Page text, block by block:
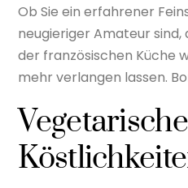
Ob Sie ein erfahrener
neugieriger Amateur sind,
der französischen Küche
mehr verlangen lassen.